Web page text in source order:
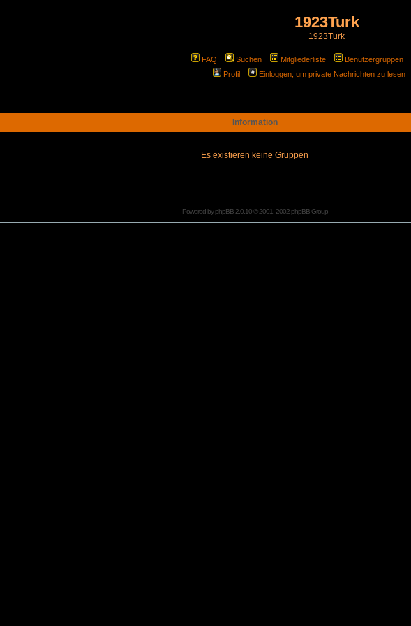
1923Turk
1923Turk
FAQ Suchen Mitgliederliste Benutzergruppen
Profil
Einloggen, um private Nachrichten zu lesen
Information
Es existieren keine Gruppen
Powered byphpBB2.0.10 © 2001, 2002 phpBB Group